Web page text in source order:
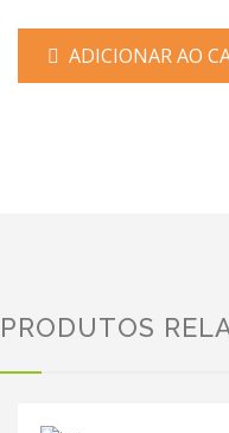
ADICIONAR AO
PRODUTOS